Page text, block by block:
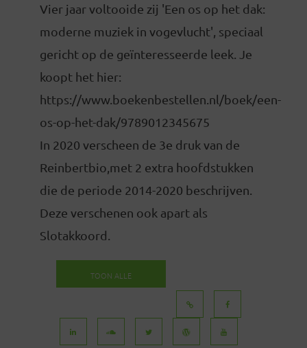
Vier jaar voltooide zij 'Een os op het dak:
moderne muziek in vogevlucht', speciaal
gericht op de geïnteresseerde leek. Je
koopt het hier:
https://www.boekenbestellen.nl/boek/een-
os-op-het-dak/9789012345675
In 2020 verscheen de 3e druk van de
Reinbertbio,met 2 extra hoofdstukken
die de periode 2014-2020 beschrijven.
Deze verschenen ook apart als
Slotakkoord.
TOON ALLE